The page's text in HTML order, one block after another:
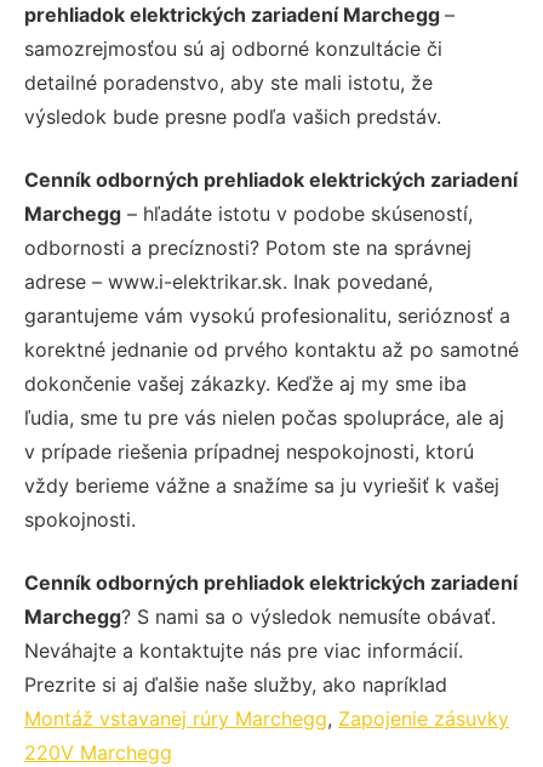
prehliadok elektrických zariadení Marchegg –
samozrejmosťou sú aj odborné konzultácie či
detailné poradenstvo, aby ste mali istotu, že
výsledok bude presne podľa vašich predstáv.
Cenník odborných prehliadok elektrických zariadení
Marchegg – hľadáte istotu v podobe skúseností,
odbornosti a precíznosti? Potom ste na správnej
adrese – www.i-elektrikar.sk. Inak povedané,
garantujeme vám vysokú profesionalitu, serióznosť a
korektné jednanie od prvého kontaktu až po samotné
dokončenie vašej zákazky. Keďže aj my sme iba
ľudia, sme tu pre vás nielen počas spolupráce, ale aj
v prípade riešenia prípadnej nespokojnosti, ktorú
vždy berieme vážne a snažíme sa ju vyriešiť k vašej
spokojnosti.
Cenník odborných prehliadok elektrických zariadení
Marchegg? S nami sa o výsledok nemusíte obávať.
Neváhajte a kontaktujte nás pre viac informácií.
Prezrite si aj ďalšie naše služby, ako napríklad
Montáž vstavanej rúry Marchegg, Zapojenie zásuvky
220V Marchegg